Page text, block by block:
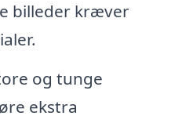
billeder kræver
og tunge
ekstra